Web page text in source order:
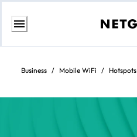
Aller
contenuBusiness / Mobile WiFi / Hotspots